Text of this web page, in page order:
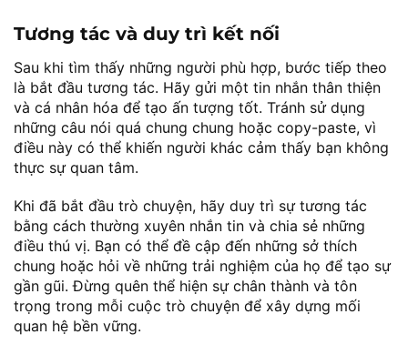
Tương tác và duy trì kết nối
Sau khi tìm thấy những người phù hợp, bước tiếp theo
là bắt đầu tương tác. Hãy gửi một tin nhắn thân thiện
và cá nhân hóa để tạo ấn tượng tốt. Tránh sử dụng
những câu nói quá chung chung hoặc copy-paste, vì
điều này có thể khiến người khác cảm thấy bạn không
thực sự quan tâm.
Khi đã bắt đầu trò chuyện, hãy duy trì sự tương tác
bằng cách thường xuyên nhắn tin và chia sẻ những
điều thú vị. Bạn có thể đề cập đến những sở thích
chung hoặc hỏi về những trải nghiệm của họ để tạo sự
gần gũi. Đừng quên thể hiện sự chân thành và tôn
trọng trong mỗi cuộc trò chuyện để xây dựng mối
quan hệ bền vững.